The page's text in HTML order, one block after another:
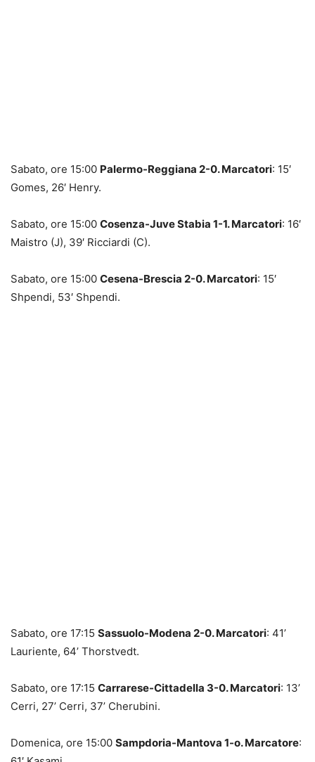
Sabato, ore 15:00 Palermo-Reggiana 2-0. Marcatori: 15′
Gomes, 26′ Henry.
Sabato, ore 15:00 Cosenza-Juve Stabia 1-1. Marcatori: 16′
Maistro (J), 39′ Ricciardi (C).
Sabato, ore 15:00 Cesena-Brescia 2-0. Marcatori: 15′
Shpendi, 53′ Shpendi.
Sabato, ore 17:15 Sassuolo-Modena 2-0. Marcatori: 41’
Lauriente, 64’ Thorstvedt.
Sabato, ore 17:15 Carrarese-Cittadella 3-0. Marcatori: 13’
Cerri, 27’ Cerri, 37’ Cherubini.
Domenica, ore 15:00 Sampdoria-Mantova 1-o. Marcatore: